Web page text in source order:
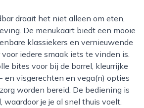
De menukaart biedt een mooie
klassiekers en vernieuwende
iedere smaak iets te vinden is.
bites voor bij de borrel, kleurrijke
en visgerechten en vega(n) opties
worden bereid. De bediening is
je je al snel thuis voelt.